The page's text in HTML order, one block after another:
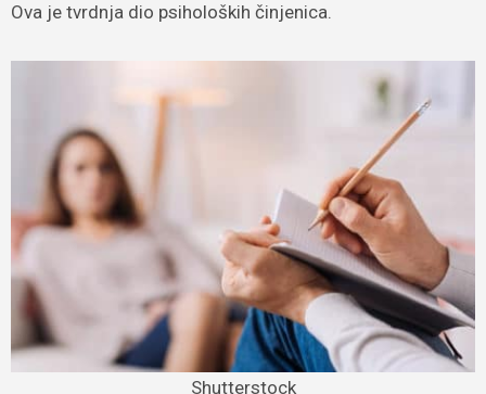
Ova je tvrdnja dio psiholoških činjenica.
Shutterstock